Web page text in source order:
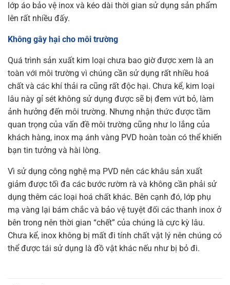
lớp áo bảo vệ inox và kéo dài thời gian sử dụng sản phẩm
lên rất nhiều đấy.
Không gây hại cho môi trường
Quá trình sản xuất kim loại chưa bao giờ được xem là an
toàn với môi trường vì chúng cần sử dụng rất nhiều hoá
chất và các khí thải ra cũng rất độc hại. Chưa kể, kim loại
lâu này gỉ sét không sử dụng được sẽ bị đem vứt bỏ, làm
ảnh hưởng đến môi trường. Nhưng nhận thức được tầm
quan trọng của vấn đề môi trường cũng như lo lắng của
khách hàng, inox mạ ánh vàng PVD hoàn toàn có thể khiến
bạn tin tưởng và hài lòng.
Vì sử dụng công nghệ mạ PVD nên các khâu sản xuất
giảm được tối đa các bước rườm rà và không cần phải sử
dụng thêm các loại hoá chất khác. Bên cạnh đó, lớp phụ
mạ vàng lại bám chắc và bảo vệ tuyệt đối các thanh inox ở
bên trong nên thời gian “chết” của chúng là cực kỳ lâu.
Chưa kể, inox không bị mất đi tính chất vật lý nên chúng có
thể được tái sử dụng là đồ vật khác nếu như bị bỏ đi.